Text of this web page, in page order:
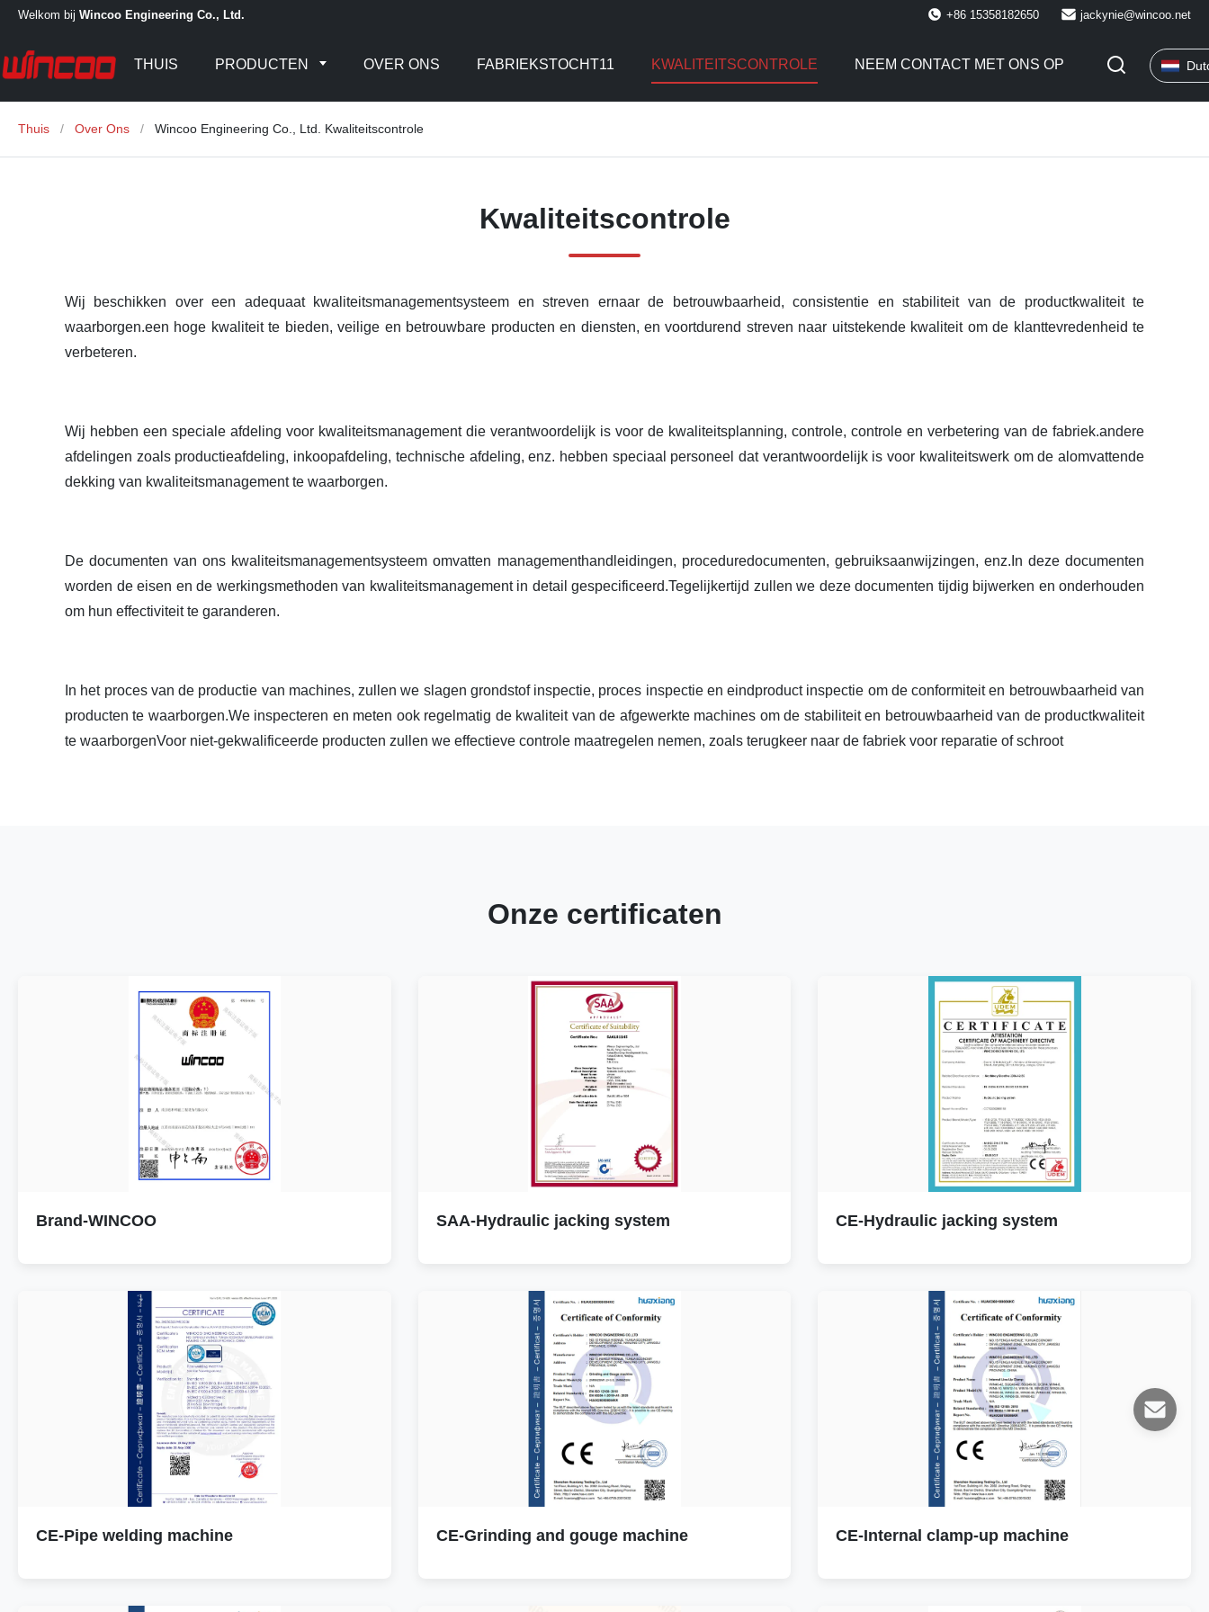
Welkom bij Wincoo Engineering Co., Ltd. +86 15358182650 jackynie@wincoo.net
THUIS PRODUCTEN OVER ONS FABRIEKSTOCHT11 KWALITEITSCONTROLE NEEM CONTACT MET ONS OP
Thuis / Over Ons / Wincoo Engineering Co., Ltd. Kwaliteitscontrole
Kwaliteitscontrole
Wij beschikken over een adequaat kwaliteitsmanagementsysteem en streven ernaar de betrouwbaarheid, consistentie en stabiliteit van de productkwaliteit te
waarborgen.een hoge kwaliteit te bieden, veilige en betrouwbare producten en diensten, en voortdurend streven naar uitstekende kwaliteit om de klanttevredenheid te
verbeteren.
Wij hebben een speciale afdeling voor kwaliteitsmanagement die verantwoordelijk is voor de kwaliteitsplanning, controle, controle en verbetering van de fabriek.andere
afdelingen zoals productieafdeling, inkoopafdeling, technische afdeling, enz. hebben speciaal personeel dat verantwoordelijk is voor kwaliteitswerk om de alomvattende
dekking van kwaliteitsmanagement te waarborgen.
De documenten van ons kwaliteitsmanagementsysteem omvatten managementhandleidingen, proceduredocumenten, gebruiksaanwijzingen, enz.In deze documenten
worden de eisen en de werkingsmethoden van kwaliteitsmanagement in detail gespecificeerd.Tegelijkertijd zullen we deze documenten tijdig bijwerken en onderhouden
om hun effectiviteit te garanderen.
In het proces van de productie van machines, zullen we slagen grondstof inspectie, proces inspectie en eindproduct inspectie om de conformiteit en betrouwbaarheid van
producten te waarborgen.We inspecteren en meten ook regelmatig de kwaliteit van de afgewerkte machines om de stabiliteit en betrouwbaarheid van de productkwaliteit
te waarborgenVoor niet-gekwalificeerde producten zullen we effectieve controle maatregelen nemen, zoals terugkeer naar de fabriek voor reparatie of schroot
Onze certificaten
Brand-WINCOO SAA-Hydraulic jacking system CE-Hydraulic jacking system
CE-Pipe welding machine CE-Grinding and gouge machine CE-Internal clamp-up machine